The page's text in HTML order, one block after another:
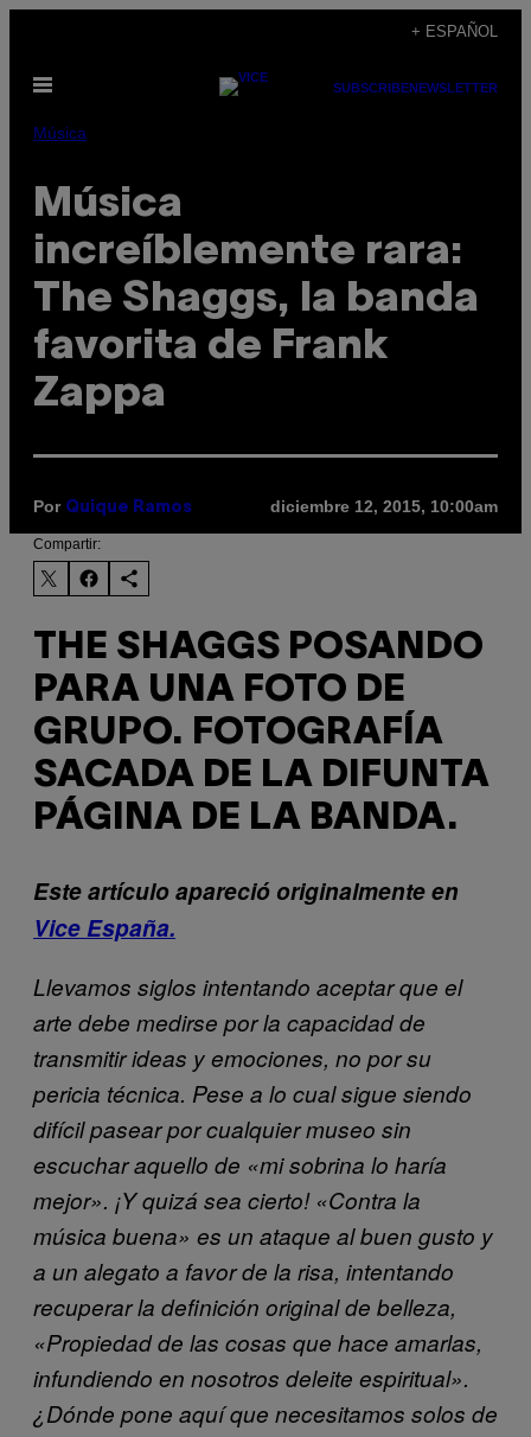
contenido
+ ESPAÑOL
Abrir
SUBSCRIBENEWSLETTER
Música
Música
increíblemente rara:
The Shaggs, la banda
favorita de Frank
Zappa
Por Quique Ramos diciembre 12, 2015, 10:00am
Compartir:
THE SHAGGS POSANDO
PARA UNA FOTO DE
GRUPO. FOTOGRAFÍA
SACADA DE LA DIFUNTA
PÁGINA DE LA BANDA.
Este artículo apareció originalmente en
Vice España.
Llevamos siglos intentando aceptar que el
arte debe medirse por la capacidad de
transmitir ideas y emociones, no por su
pericia técnica. Pese a lo cual sigue siendo
difícil pasear por cualquier museo sin
escuchar aquello de «mi sobrina lo haría
mejor». ¡Y quizá sea cierto! «Contra la
música buena» es un ataque al buen gusto y
a un alegato a favor de la risa, intentando
recuperar la definición original de belleza,
«Propiedad de las cosas que hace amarlas,
infundiendo en nosotros deleite espiritual».
¿Dónde pone aquí que necesitamos solos de